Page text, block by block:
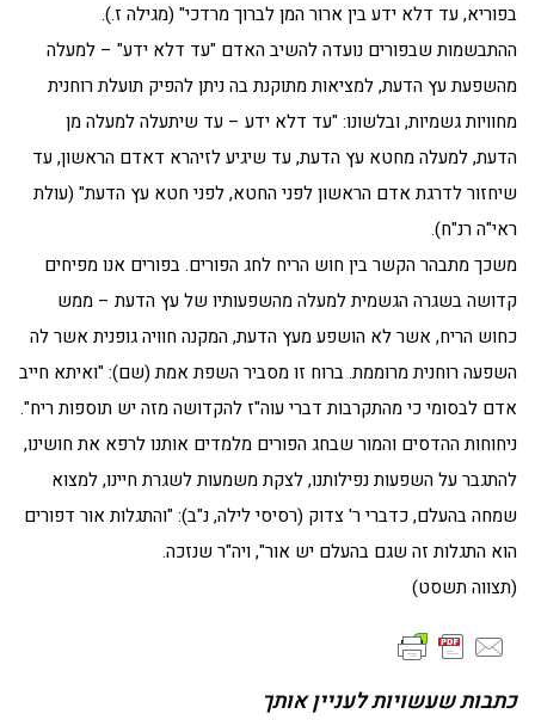
בפוריא, עד דלא ידע בין ארור המן לברוך מרדכי" (מגילה ז.).
ההתבשמות שבפורים נועדה להשיב האדם "עד דלא ידע" – למעלה
מהשפעת עץ הדעת, למציאות מתוקנת בה ניתן להפיק תועלת רוחנית
מחוויות גשמיות, ובלשונו: "עד דלא ידע – עד שיתעלה למעלה מן
הדעת, למעלה מחטא עץ הדעת, עד שיגיע לזיהרא דאדם הראשון, עד
שיחזור לדרגת אדם הראשון לפני החטא, לפני חטא עץ הדעת" (עולת
ראי"ה רנ"ח).
משכך מתבהר הקשר בין חוש הריח לחג הפורים. בפורים אנו מפיחים
קדושה בשגרה הגשמית למעלה מהשפעותיו של עץ הדעת – ממש
כחוש הריח, אשר לא הושפע מעץ הדעת, המקנה חוויה גופנית אשר לה
השפעה רוחנית מרוממת. ברוח זו מסביר השפת אמת (שם): "ואיתא חייב
אדם לבסומי כי מהתקרבות דברי עוה"ז להקדושה מזה יש תוספות ריח".
ניחוחות ההדסים והמור שבחג הפורים מלמדים אותנו לרפא את חושינו,
להתגבר על השפעות נפילותנו, לצקת משמעות לשגרת חיינו, למצוא
שמחה בהעלם, כדברי ר' צדוק (רסיסי לילה, נ"ב): "והתגלות אור דפורים
הוא התגלות זה שגם בהעלם יש אור", ויה"ר שנזכה.
(תצווה תשסט)
כתבות שעשויות לעניין אותך